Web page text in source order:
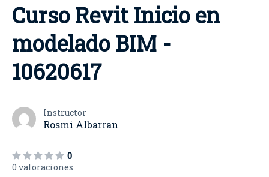
Curso Revit Inicio en
modelado BIM -
10620617
Instructor
Rosmi Albarran
0
0 valoraciones